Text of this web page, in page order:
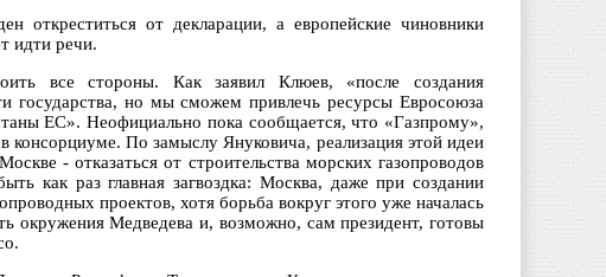
откреститься от декларации, а европейские чиновники
идти речи.
все стороны. Как заявил Клюев, «после создания
государства, но мы сможем привлечь ресурсы Евросоюза
ЕС». Неофициально пока сообщается, что «Газпрому»,
По замыслу Януковича, реализация этой идеи
- отказаться от строительства морских газопроводов
как раз главная загвоздка: Москва, даже при создании
проектов, хотя борьба вокруг этого уже началась
окружения Медведева и, возможно, сам президент, готовы